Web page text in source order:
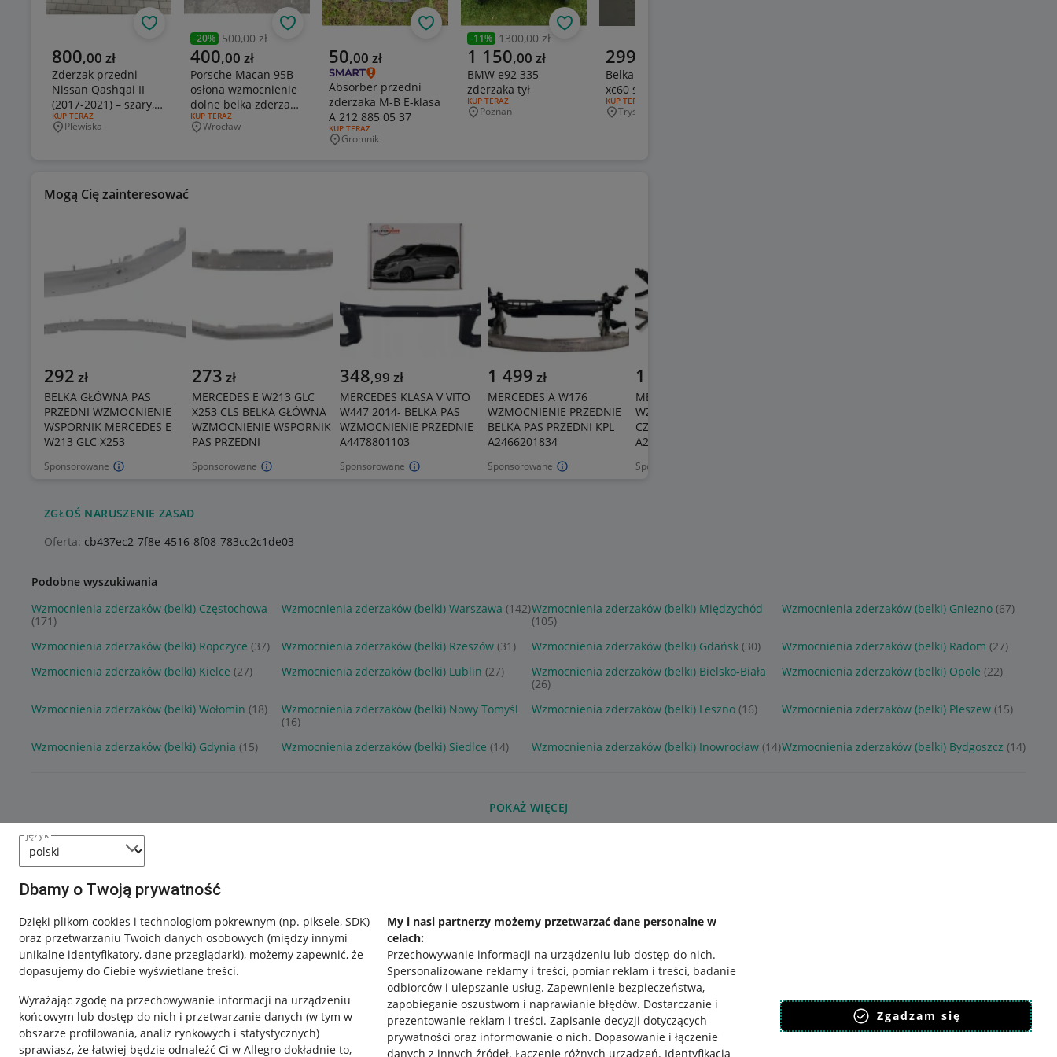
język
Dbamy o Twoją prywatność
Dzięki plikom cookies i technologiom pokrewnym (np. piksele, SDK)
oraz przetwarzaniu Twoich danych osobowych (między innymi
unikalne identyfikatory, dane przeglądarki), możemy zapewnić, że
dopasujemy do Ciebie wyświetlane treści.
Wyrażając zgodę na przechowywanie informacji na urządzeniu
końcowym lub dostęp do nich i przetwarzanie danych (w tym w
obszarze profilowania, analiz rynkowych i statystycznych)
sprawiasz, że łatwiej będzie odnaleźć Ci w Allegro dokładnie to,
My i nasi partnerzy możemy przetwarzać dane personalne w
celach:
Przechowywanie informacji na urządzeniu lub dostęp do nich.
Spersonalizowane reklamy i treści, pomiar reklam i treści, badanie
odbiorców i ulepszanie usług. Zapewnienie bezpieczeństwa,
zapobieganie oszustwom i naprawianie błędów. Dostarczanie i
prezentowanie reklam i treści. Zapisanie decyzji dotyczących
prywatności oraz informowanie o nich. Dopasowanie i łączenie
danych z innych źródeł. Łączenie różnych urządzeń. Identyfikacja
Zgadzam się
Aktualna cena
800,00 zł
Zderzak przedni
Nissan Qashqai II
(2017-2021) – szary,
stan bdb
RODZAJ OFERTY:
KUP TERAZ
Miejscowość
Plewiska
Obserwuj
Poprzednia cena
-20% 500,00 zł
Aktualna cena
400,00 zł
Porsche Macan 95B
osłona wzmocnienie
dolne belka zderzaka
przod 95B805241B
RODZAJ OFERTY:
KUP TERAZ
Miejscowość
Wrocław
Obserwuj
Aktualna cena
50,00 zł
Absorber przedni
zderzaka M-B E-klasa
A 212 885 05 37
RODZAJ OFERTY:
KUP TERAZ
Miejscowość
Gromnik
Obserwuj
Poprzednia cena
-11% 1300,00 zł
Aktualna cena
1 150,00 zł
BMW e92 335
zderzaka tył
RODZAJ OFERTY:
KUP TERAZ
Miejscowość
Poznań
Obserwuj
Aktualna cena
299
Belka tyl tylna volvo
xc60 s60 II
RODZAJ OFERTY:
KUP TERAZ
Miejscowość
Tryszczyn
Mogą Cię zainteresować
Sponsorowane
292 zł
BELKA GŁÓWNA PAS
PRZEDNI WZMOCNIENIE
WSPORNIK MERCEDES E
W213 GLC X253
Sponsorowane
273 zł
MERCEDES E W213 GLC
X253 CLS BELKA GŁÓWNA
WZMOCNIENIE WSPORNIK
PAS PRZEDNI
Sponsorowane
348,99 zł
MERCEDES KLASA V VITO
W447 2014- BELKA PAS
WZMOCNIENIE PRZEDNIE
A4478801103
Sponsorowane
1 499 zł
MERCEDES A W176
WZMOCNIENIE PRZEDNIE
BELKA PAS PRZEDNI KPL
A2466201834
Sponsorowane
1 499
MERCEDES E KLASA W207
WZMOCNIENIE PRZEDNIE
CZOŁOWE PAS PRZEDNI
A2046205834
ZGŁOŚ NARUSZENIE ZASAD
Oferta: cb437ec2-7f8e-4516-8f08-783cc2c1de03
Podobne wyszukiwania
Wzmocnienia zderzaków (belki) Częstochowa
(171)
Wzmocnienia zderzaków (belki) Warszawa (142)Wzmocnienia zderzaków (belki) Międzychód
(105)
Wzmocnienia zderzaków (belki) Gniezno (67)
Wzmocnienia zderzaków (belki) Ropczyce (37) Wzmocnienia zderzaków (belki) Rzeszów (31) Wzmocnienia zderzaków (belki) Gdańsk (30) Wzmocnienia zderzaków (belki) Radom (27)
Wzmocnienia zderzaków (belki) Kielce (27) Wzmocnienia zderzaków (belki) Lublin (27)
Wzmocnienia zderzaków (belki) Bielsko-Biała
(26)
Wzmocnienia zderzaków (belki) Opole (22)
Wzmocnienia zderzaków (belki) Wołomin (18)
Wzmocnienia zderzaków (belki) Nowy Tomyśl
(16)
Wzmocnienia zderzaków (belki) Leszno (16) Wzmocnienia zderzaków (belki) Pleszew (15)
Wzmocnienia zderzaków (belki) Gdynia (15) Wzmocnienia zderzaków (belki) Siedlce (14) Wzmocnienia zderzaków (belki) Inowrocław (14)Wzmocnienia zderzaków (belki) Bydgoszcz (14)
POKAŻ WIĘCEJ